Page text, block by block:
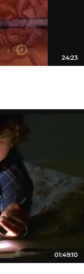
24:23
01:49:10